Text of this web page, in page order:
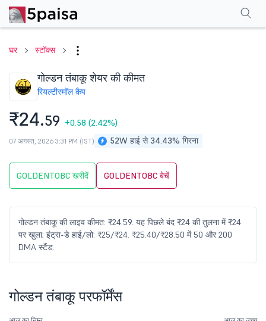
घर स्टॉक्स
गोल्डन तंबाकू शेयर की कीमत
रियल्टीस्मॉल कैप
₹24.59 +0.58 (2.42%)
52W हाई से 34.43% गिरना
07 अगस्त, 2026 3:31 PM (IST)
GOLDENTOBC खरीदें GOLDENTOBC बेचें
गोल्डन तंबाकू की लाइव कीमत: ₹24.59. यह पिछले बंद ₹24 की तुलना में ₹24
पर खुला; इंट्रा-डे हाई/लो: ₹25/₹24. ₹25.40/₹28.50 में 50 और 200
DMA स्टैंड.
परफॉर्मेंसफाइनेंशियल्स सामान्य प्रश्न
गोल्डन तंबाकू परफॉर्मेंस